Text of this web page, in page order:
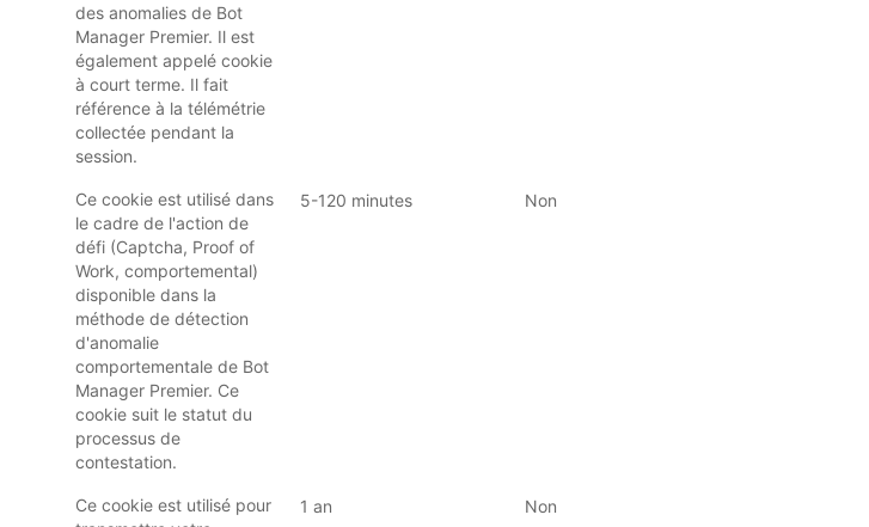
des anomalies de Bot
Manager Premier. Il est
également appelé cookie
à court terme. Il fait
référence à la télémétrie
collectée pendant la
session.
Ce cookie est utilisé dans
le cadre de l'action de
défi (Captcha, Proof of
Work, comportemental)
disponible dans la
méthode de détection
d'anomalie
comportementale de Bot
Manager Premier. Ce
cookie suit le statut du
processus de
contestation.
5-120 minutes Non
Ce cookie est utilisé pour
1 an Non